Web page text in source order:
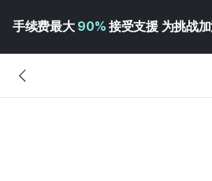
手续费最大 90% 接受支援 为挑战